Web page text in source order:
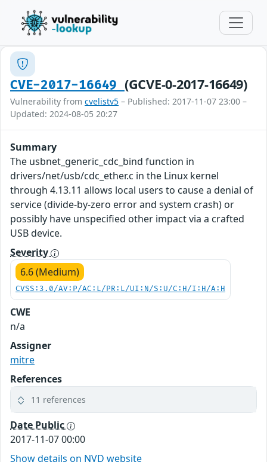
CVE-2017-16649 (GCVE-0-2017-16649)
Vulnerability from cvelistv5 – Published: 2017-11-07 23:00 –
Updated: 2024-08-05 20:27
Summary
The usbnet_generic_cdc_bind function in
drivers/net/usb/cdc_ether.c in the Linux kernel
through 4.13.11 allows local users to cause a denial of
service (divide-by-zero error and system crash) or
possibly have unspecified other impact via a crafted
USB device.
Severity
6.6 (Medium)
CVSS:3.0/AV:P/AC:L/PR:L/UI:N/S:U/C:H/I:H/A:H
CWE
n/a
Assigner
mitre
References
11 references
Date Public
2017-11-07 00:00
Show details on NVD website